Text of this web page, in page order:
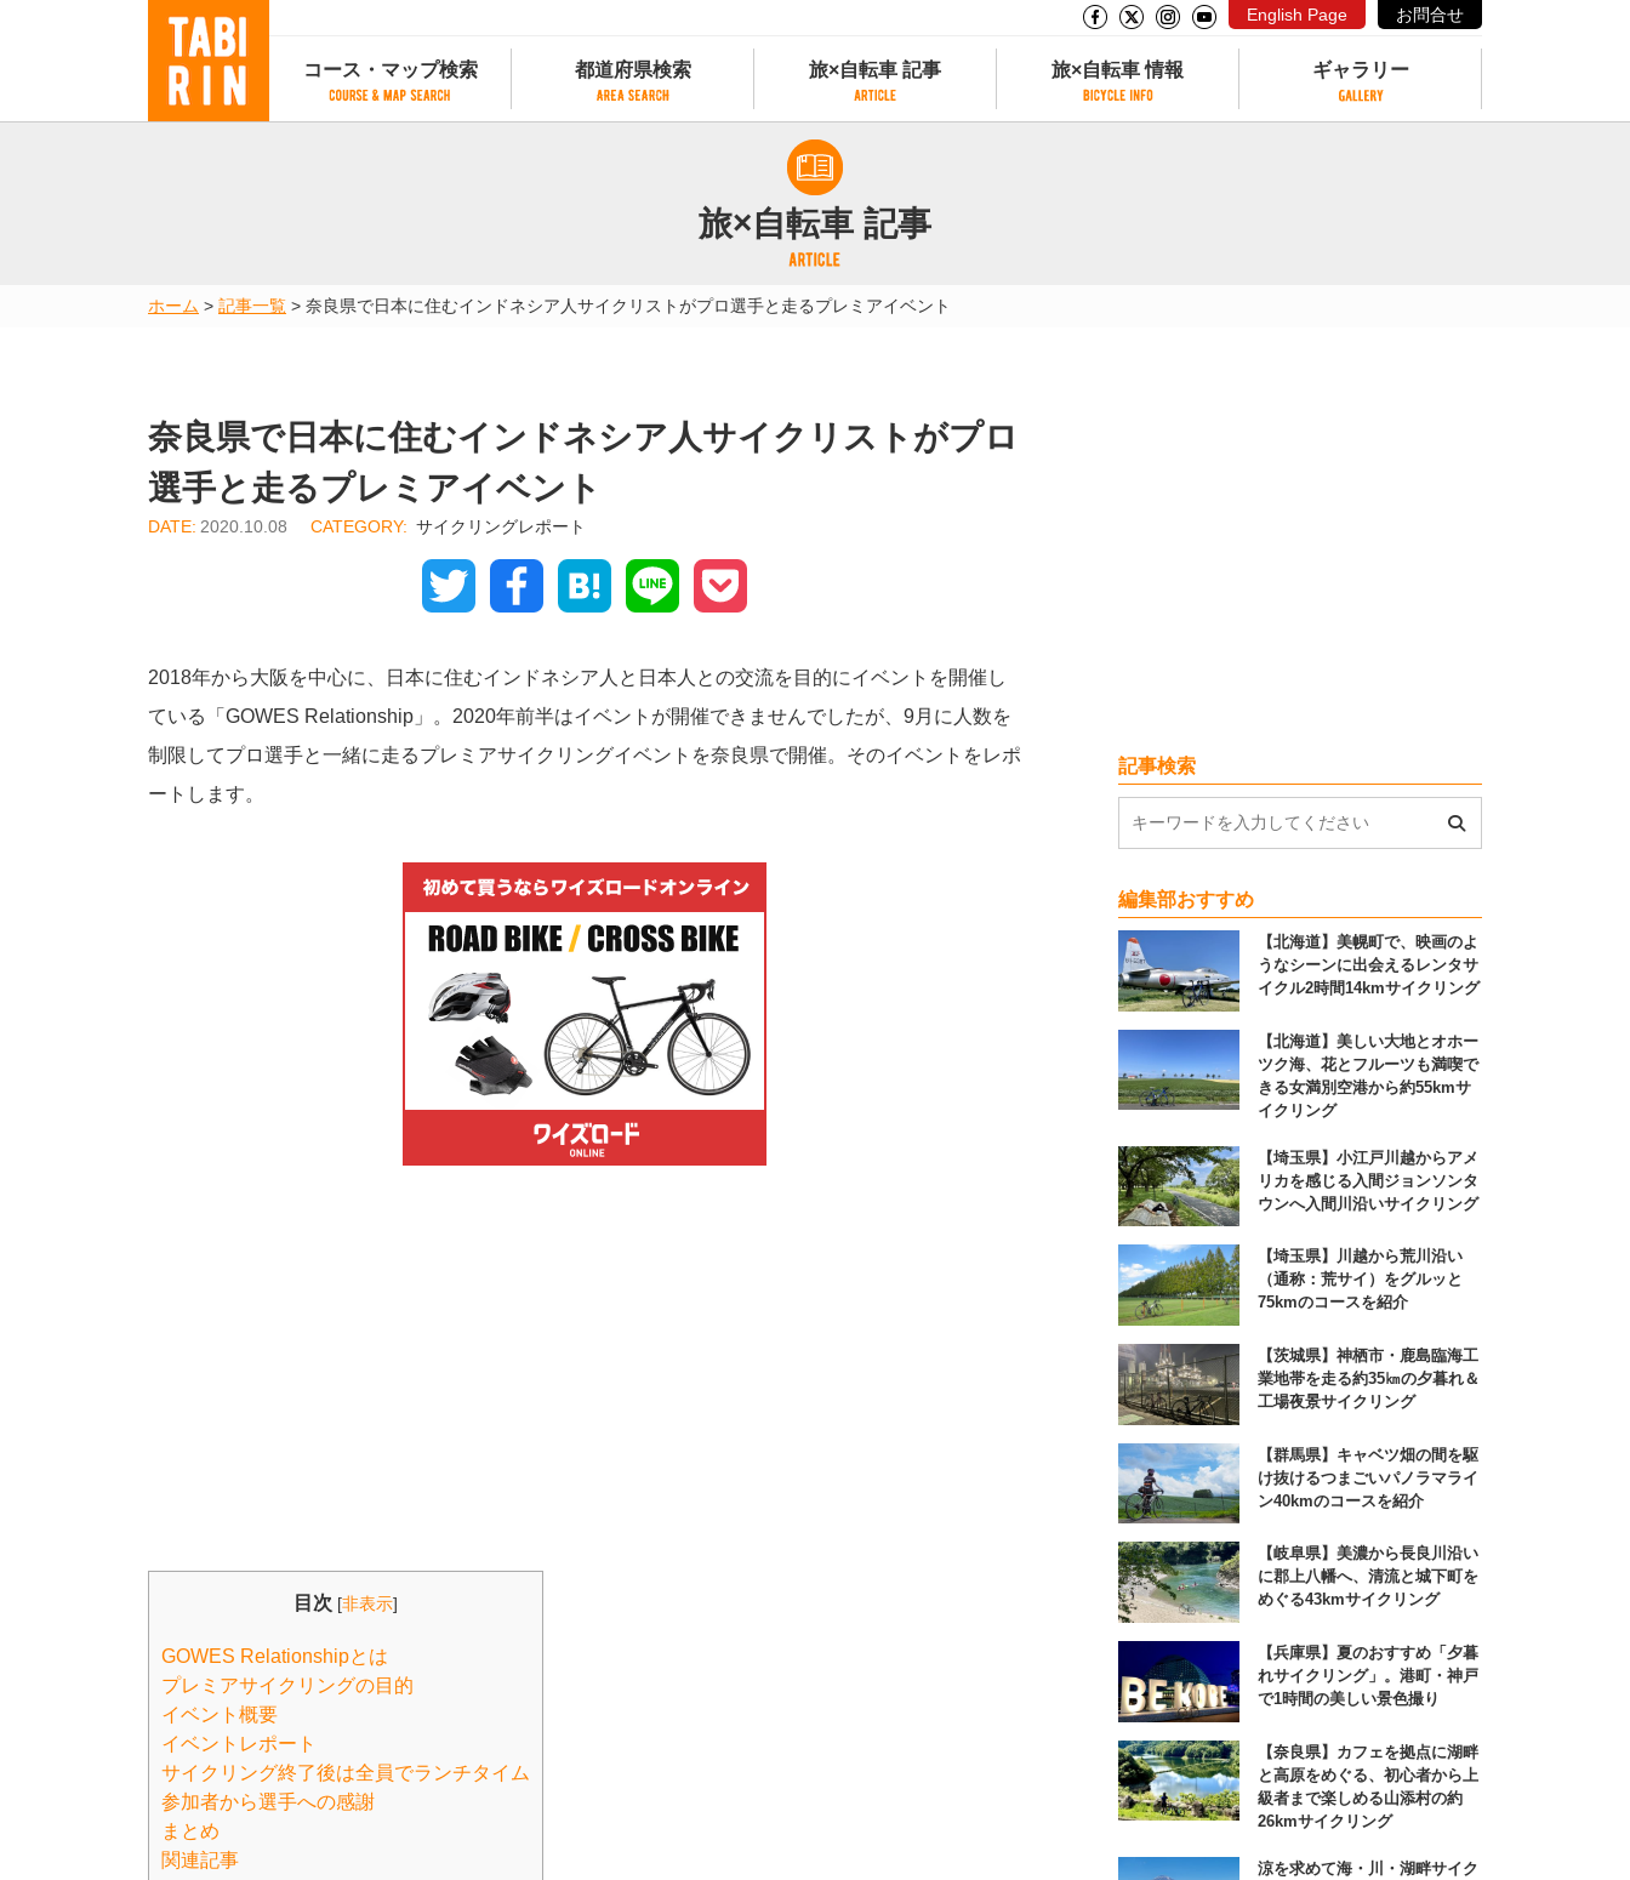
English Page お問合せ
コース・マップ検索
地図から検索
都道府県検索
都道府県別サイクリング情報
都道府県アクセスランキング
旅×自転車 記事
旅×自転車 記事
記事一覧
カテゴリから探す
タグから探す
旅×自転車 情報
サイクリストにやさしい宿
サイクルトレイン
予約ができるレンタサイクル
子供用自転車があるレンタサイクル
ギャラリー
旅×自転車 記事
ホーム > 記事一覧 > 奈良県で日本に住むインドネシア人サイクリストがプロ選手と走るプレミアイベント
奈良県で日本に住むインドネシア人サイクリストがプロ
選手と走るプレミアイベント
2020.10.08 サイクリングレポート
Twitter FacebookHatena Line
2018年から大阪を中心に、日本に住むインドネシア人と日本人との交流を目的にイベントを開催し
ている「GOWES Relationship」。2020年前半はイベントが開催できませんでしたが、9月に人数を
制限してプロ選手と一緒に走るプレミアサイクリングイベントを奈良県で開催。そのイベントをレポ
ートします。
目次 [非表示]
GOWES Relationshipとは
プレミアサイクリングの目的
イベント概要
イベントレポート
サイクリング終了後は全員でランチタイム
参加者から選手への感謝
まとめ
関連記事
記事検索
編集部おすすめ
【北海道】美幌町で、映画のよ
うなシーンに出会えるレンタサ
イクル2時間14kmサイクリング
【北海道】美しい大地とオホー
ツク海、花とフルーツも満喫で
きる女満別空港から約55kmサ
イクリング
【埼玉県】小江戸川越からアメ
リカを感じる入間ジョンソンタ
ウンへ入間川沿いサイクリング
【埼玉県】川越から荒川沿い
（通称：荒サイ）をグルッと
75kmのコースを紹介
【茨城県】神栖市・鹿島臨海工
業地帯を走る約35㎞の夕暮れ＆
工場夜景サイクリング
【群馬県】キャベツ畑の間を駆
け抜けるつまごいパノラマライ
ン40kmのコースを紹介
【岐阜県】美濃から長良川沿い
に郡上八幡へ、清流と城下町を
めぐる43kmサイクリング
【兵庫県】夏のおすすめ「夕暮
れサイクリング」。港町・神戸
で1時間の美しい景色撮り
【奈良県】カフェを拠点に湖畔
と高原をめぐる、初心者から上
級者まで楽しめる山添村の約
26kmサイクリング
涼を求めて海・川・湖畔サイク